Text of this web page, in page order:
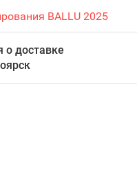
BALLU 2025
доставке